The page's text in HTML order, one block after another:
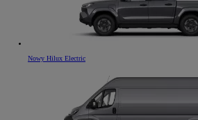
Nowy Hilux Electric